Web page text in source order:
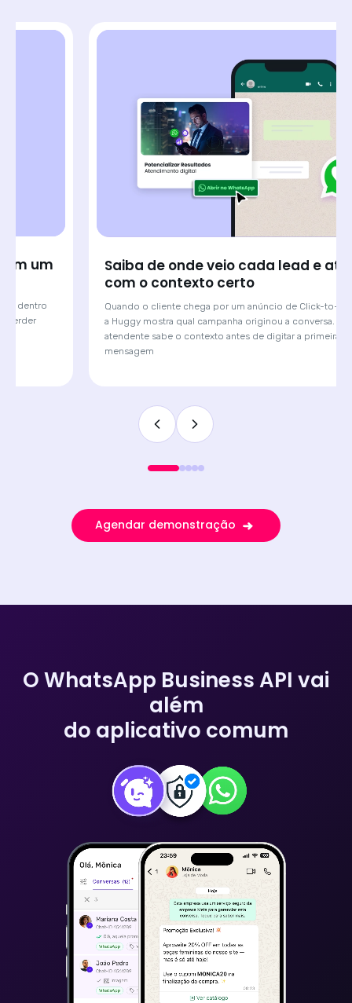
Saiba de onde veio cada lead e atenda
com o contexto certo
Quando o cliente chega por um anúncio de Click-to-WhatsApp,
a Huggy mostra qual campanha originou a conversa. O
atendente sabe o contexto antes de digitar a primeira
Agendar demonstração
O WhatsApp Business API vai
além
do aplicativo comum